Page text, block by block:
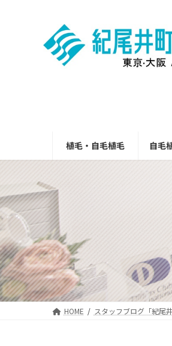
植毛・自毛植毛 自毛
HOME スタッフブログ「紀尾井